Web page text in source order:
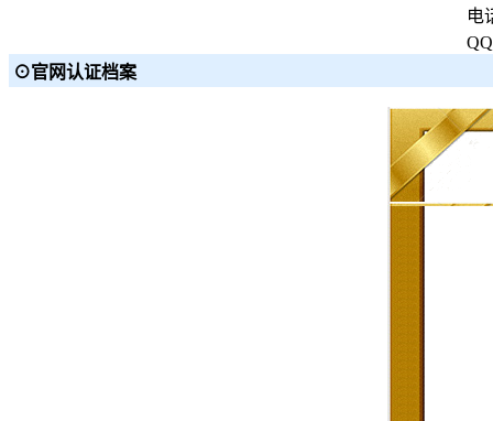
电
⊙官网认证档案